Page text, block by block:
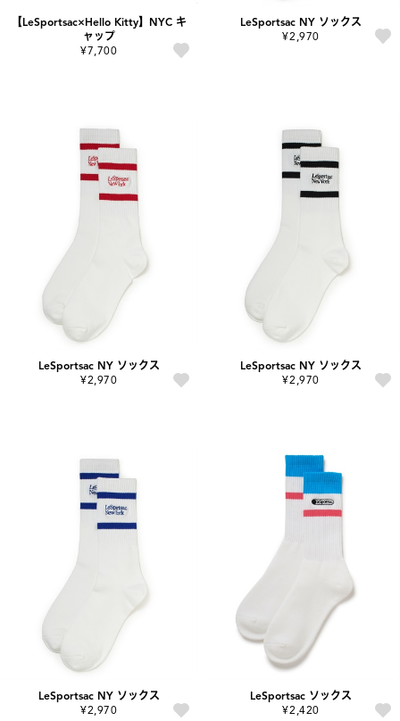
【LeSportsac×Hello Kitty】NYC キ
ャップ
¥7,700
LeSportsac NY ソックス
¥2,970
LeSportsac NY ソックス
¥2,970
LeSportsac NY ソックス
¥2,970
LeSportsac NY ソックス
¥2,970
LeSportsac ソックス
¥2,420